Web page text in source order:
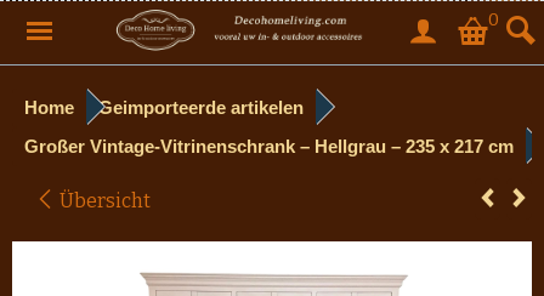
0
Home
Geimporteerde artikelen
Großer Vintage-Vitrinenschrank – Hellgrau – 235 x 217 cm
Übersicht